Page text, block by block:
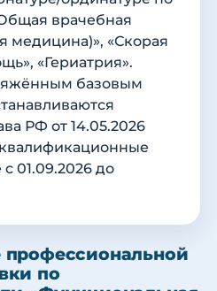
врачебная
медицина)», «Скорая
«Гериатрия».
базовым
РФ от 14.05.2026
01.09.2026 до
по